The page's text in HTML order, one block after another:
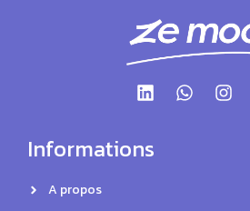
Informations
A propos